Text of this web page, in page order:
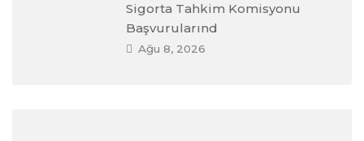
Sigorta Tahkim Komisyonu
Başvurularınd
Ağu 8, 2026